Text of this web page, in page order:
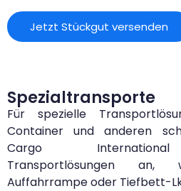
Jetzt Stückgut versenden
Spezialtransporte
Für spezielle
Container und anderen
Cargo
Transportlösungen
Auffahrrampe oder Tiefbett-